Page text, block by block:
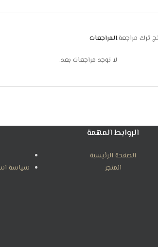
المراجعات
لا توجد مراجعات بعد.
ترك مراجعة.
الروابط المهمة
الصفحة الرئيسية
المتجر
سياسة